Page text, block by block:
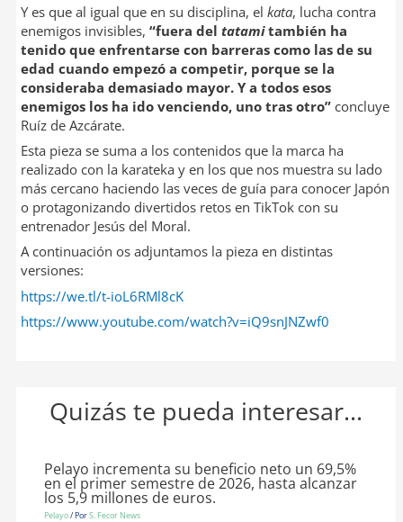
Y es que al igual que en su disciplina, el kata, lucha contra
enemigos invisibles, “fuera del tatamitambién ha
tenido que enfrentarse con barreras como las de su
edad cuando empezó a competir, porque se la
consideraba demasiado mayor. Y a todos esos
enemigos los ha ido venciendo, uno tras otro”concluye
Ruíz de Azcárate.
Esta pieza se suma a los contenidos que la marca ha
realizado con la karateka y en los que nos muestra su lado
más cercano haciendo las veces de guía para conocer Japón
o protagonizando divertidos retos en TikTok con su
entrenador Jesús del Moral.
A continuación os adjuntamos la pieza en distintas
versiones:
https://we.tl/t-ioL6RMl8cK
https://www.youtube.com/watch?v=iQ9snJNZwf0
Quizás te pueda interesar...
Pelayo incrementa su beneficio neto un 69,5%
en el primer semestre de 2026, hasta alcanzar
los 5,9 millones de euros.
Pelayo/ PorS. Fecor News